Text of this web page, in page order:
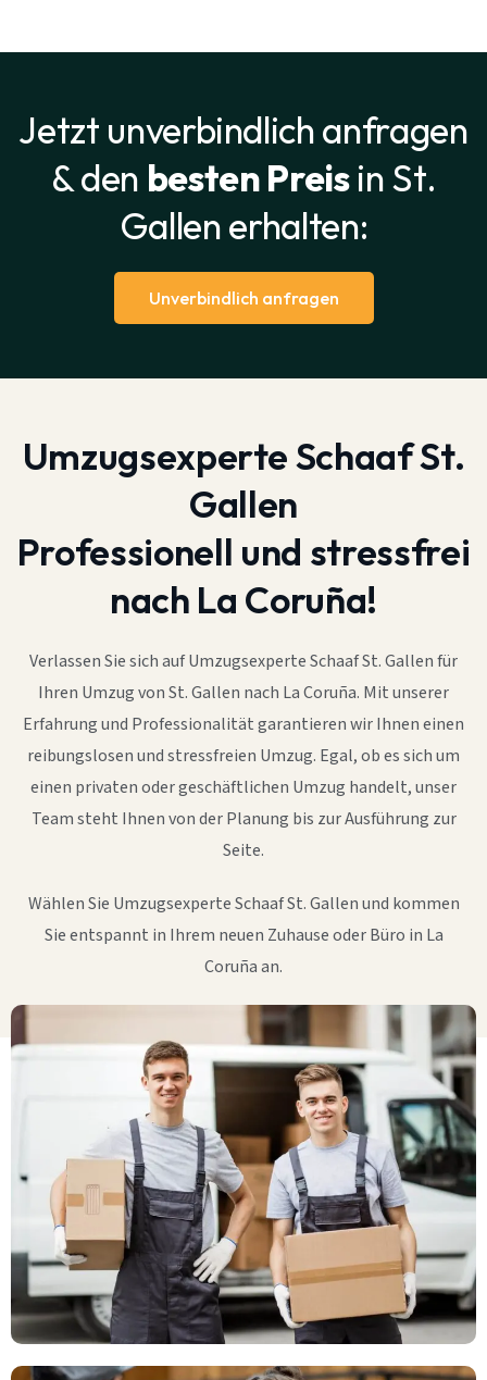
Jetzt unverbindlich anfragen
& den besten Preisin St.
Gallen erhalten:
Unverbindlich anfragen
Umzugsexperte Schaaf St.
Gallen
Professionell und stressfrei
nach La Coruña!
Verlassen Sie sich auf Umzugsexperte Schaaf St. Gallen für
Ihren Umzug von St. Gallen nach La Coruña. Mit unserer
Erfahrung und Professionalität garantieren wir Ihnen einen
reibungslosen und stressfreien Umzug. Egal, ob es sich um
einen privaten oder geschäftlichen Umzug handelt, unser
Team steht Ihnen von der Planung bis zur Ausführung zur
Seite.
Wählen Sie Umzugsexperte Schaaf St. Gallen und kommen
Sie entspannt in Ihrem neuen Zuhause oder Büro in La
Coruña an.